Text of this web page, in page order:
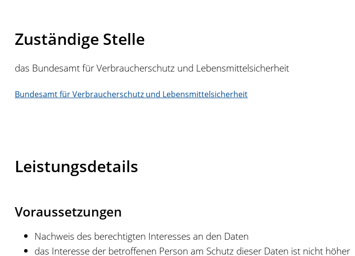
Zuständige Stelle
das Bundesamt für Verbraucherschutz und Lebensmittelsicherheit
Bundesamt für Verbraucherschutz und Lebensmittelsicherheit
Leistungsdetails
Voraussetzungen
Nachweis des berechtigten Interesses an den Daten
das Interesse der betroffenen Person am Schutz dieser Daten ist nicht höher